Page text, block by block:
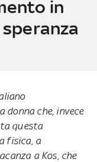
in
donna che, invece
questa
fisica, a
a Kos, che